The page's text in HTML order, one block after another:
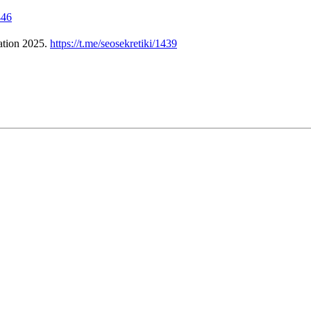
2025. https://t.me/seosekretiki/1439